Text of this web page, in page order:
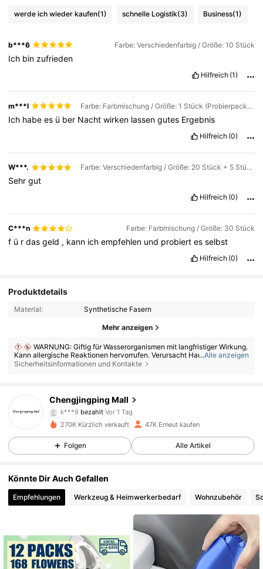
werde ich wieder kaufen(1) schnelle Logistik(3) Business(1)
b***6 Farbe: Verschiedenfarbig / Größe: 10 Stück
Ich bin zufrieden
Hilfreich (1)
m***l Farbe: Farbmischung / Größe: 1 Stück (Probierpackung)
Ich habees ü ber Nachtwirken lassengutes Ergebnis
Hilfreich (0)
W***. Farbe: Verschiedenfarbig / Größe: 20 Stück + 5 Stück
Sehrgut
Hilfreich (0)
C***n Farbe: Farbmischung / Größe: 30 Stück
f ü rdasgeld , kann ichempfehlen und probiertesselbst
Hilfreich (0)
Produktdetails
Material: Synthetische Fasern
Mehr anzeigen
WARNUNG: Giftig für Wasserorganismen mit langfristiger Wirkung.
Kann allergische Reaktionen hervorrufen. Verursacht Haut- und Augenr
eizungen. Nicht verschlucken. Bei Verschlucken sofort medizinischen R
...Alle anzeigen
Sicherheitsinformationen und Kontakte
Chengjingping Mall
4,84
4.7K Follower
k***9 bezahlt Vor 1 Tag
4,84
4,84 4.7K Follower
4,84 4.7K Follower
270K Kürzlich verkauft 47K Erneut kaufen
Folgen Alle Artikel
Könnte Dir Auch Gefallen
Empfehlungen Werkzeug & Heimwerkerbedarf Wohnzubehör